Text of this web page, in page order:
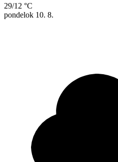
29/12 °C
pondelok 10. 8.